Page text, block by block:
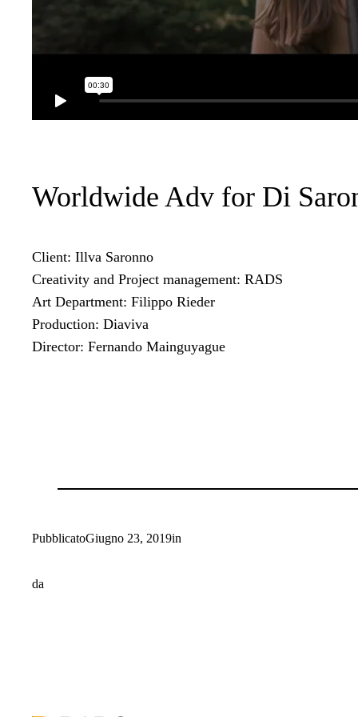
Worldwide Adv for Di
Client: Illva Saronno
Creativity and Project management: RADS
Art Department: Filippo Rieder
Production: Diaviva
Director: Fernando Mainguyague
PubblicatoGiugno 23, 2019in
da